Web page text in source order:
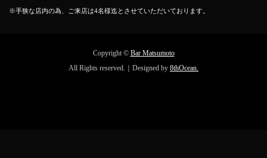
※手狭な店内の為、ご来店は4名様迄とさせていただいております。
Copyright © Bar Matsumoto
All Rights reserved.｜Designed by 8thOcean.